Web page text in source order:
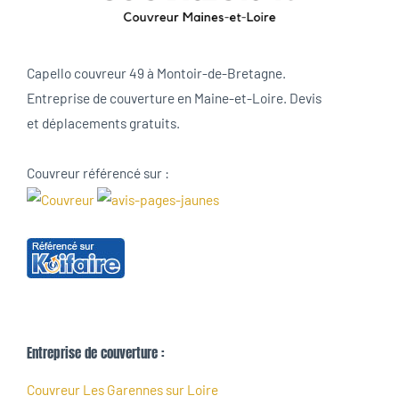
Capello couvreur 49 à Montoir-de-Bretagne.
Entreprise de couverture en Maine-et-Loire. Devis
et déplacements gratuits.
Couvreur référencé sur :
Entreprise de couverture :
Couvreur Les Garennes sur Loire